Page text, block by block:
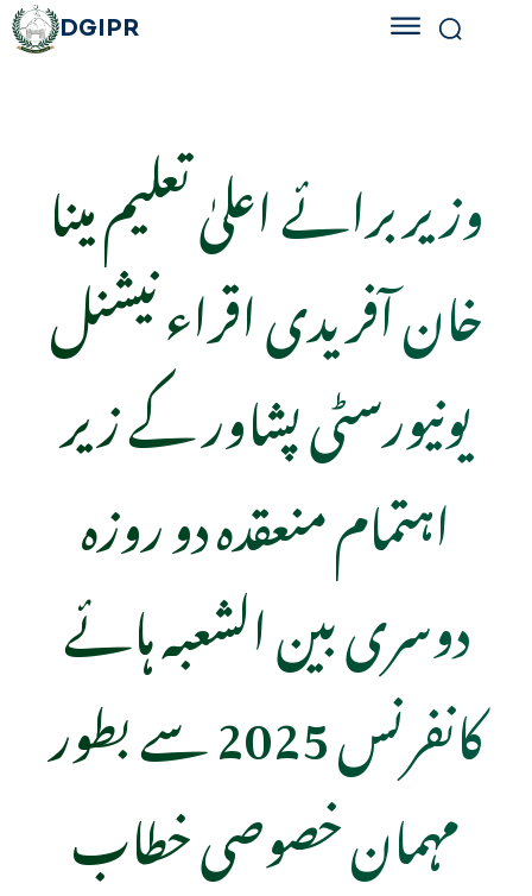
DGIPR
وزیر برائے اعلیٰ تعلیم مینا
خان آفریدی اقراء نیشنل
یونیورسٹی پشاور کے زیر
اہتمام منعقدہ دو روزہ
دوسری بین الشعبہ ہائے
کانفرنس 2025 سے بطور
مہمان خصوصی خطاب